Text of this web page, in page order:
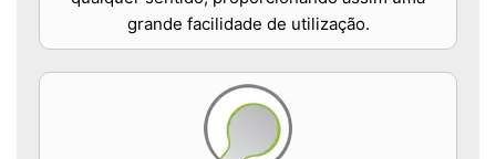
grande facilidade de utilização.